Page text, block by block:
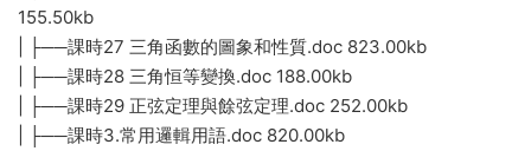
155.50kb
| ├──課時27 三角函數的圖象和性質.doc 823.00kb
| ├──課時28 三角恒等變換.doc 188.00kb
| ├──課時29 正弦定理與餘弦定理.doc 252.00kb
| ├──課時3.常用邏輯用語.doc 820.00kb